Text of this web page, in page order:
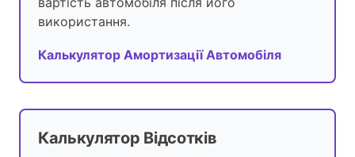
використання.
Калькулятор Амортизації Автомобіля
Калькулятор Відсотків